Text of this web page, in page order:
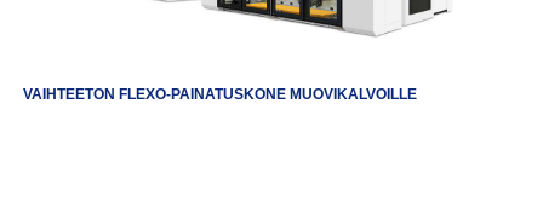
VAIHTEETON FLEXO-PAINATUSKONE MUOVIKALVOILLE